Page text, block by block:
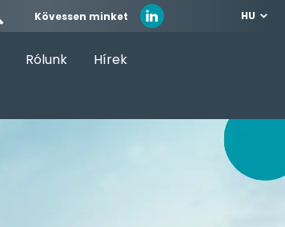
Kövessen minket HU
Rólunk
Hírek